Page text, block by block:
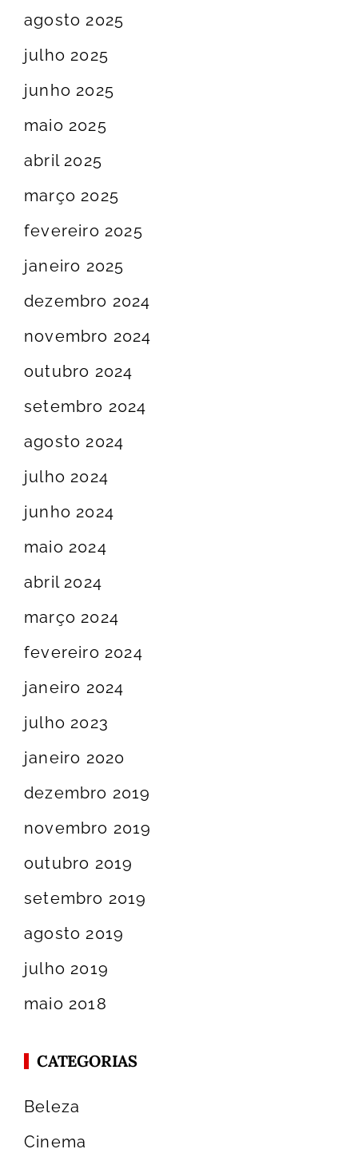
agosto 2025
julho 2025
junho 2025
maio 2025
abril 2025
março 2025
fevereiro 2025
janeiro 2025
dezembro 2024
novembro 2024
outubro 2024
setembro 2024
agosto 2024
julho 2024
junho 2024
maio 2024
abril 2024
março 2024
fevereiro 2024
janeiro 2024
julho 2023
janeiro 2020
dezembro 2019
novembro 2019
outubro 2019
setembro 2019
agosto 2019
julho 2019
maio 2018
CATEGORIAS
Beleza
Cinema